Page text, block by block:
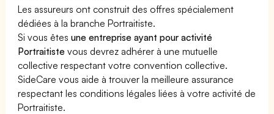
Les assureurs ont construit des offres spécialement
dédiées à la branche Portraitiste.
Si vous êtesune entreprise ayant pour activité
Portraitiste vous devrez adhérer à une mutuelle
collective respectant votre convention collective.
SideCare vous aide à trouver la meilleure assurance
respectant les conditions légales liées à votre activité de
Portraitiste.